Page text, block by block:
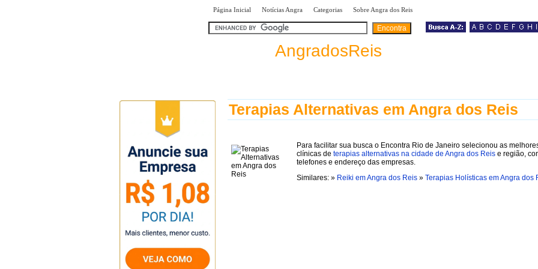
Página Inicial Notícias Angra Categorias Sobre Angra dos Reis
AngradosReis
Terapias Alternativas em Angra dos Reis
Para facilitar sua busca o Encontra Rio de Janeiro selecionou as
clínicas de terapias alternativas na cidade de Angra dos Reis e região,
telefones e endereço das empresas.
Similares: » Reiki em Angra dos Reis » Terapias Holísticas em Angra dos